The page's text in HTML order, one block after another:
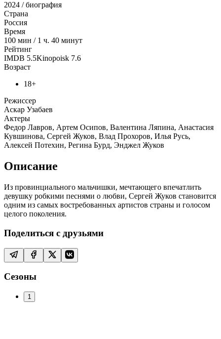
2024 / биография
Страна
Россия
Время
100 мин / 1 ч. 40 минут
Рейтинг
IMDB 5.5Kinopoisk 7.6
Возраст
18+
Режиссер
Аскар Узабаев
Актеры
Федор Лавров, Артем Осипов, Валентина Ляпина, Анастасия
Кувшинова, Сергей Жуков, Влад Прохоров, Илья Русь,
Алексей Потехин, Регина Бурд, Энджел Жуков
Описание
Из провинциального мальчишки, мечтающего впечатлить
девушку робкими песнями о любви, Сергей Жуков становится
одним из самых востребованных артистов страны и голосом
целого поколения.
Поделиться с друзьями
Сезоны
1